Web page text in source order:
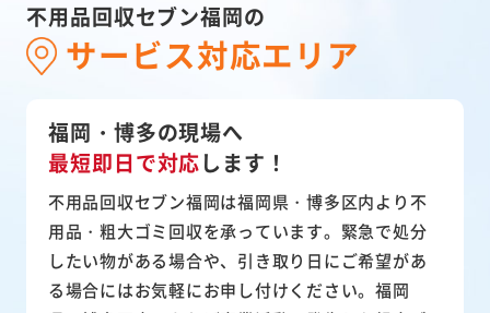
不用品回収セブン福岡の
サービス対応エリア
福岡・博多の現場へ
最短即日で対応します！
不用品回収セブン福岡は福岡県・博多区内より不
用品・粗大ゴミ回収を承っています。緊急で処分
したい物がある場合や、引き取り日にご希望があ
る場合にはお気軽にお申し付けください。福岡